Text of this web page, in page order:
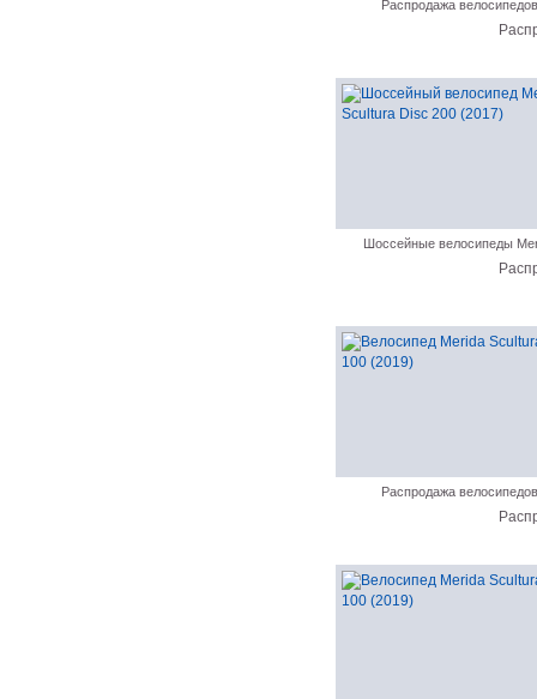
Распродажа велосипедов
Шоссейные велосипеды
Распродажа велосипедов